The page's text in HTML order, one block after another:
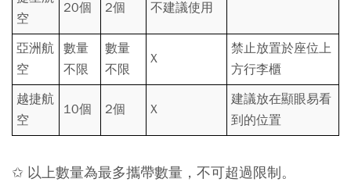
空
20個 2個 不建議使用
亞洲航
空
數量
不限
數量
不限
X
禁止放置於座位上
方行李櫃
越捷航
空
10個 2個 X
建議放在顯眼易看
到的位置
✩ 以上數量為最多攜帶數量，不可超過限制。